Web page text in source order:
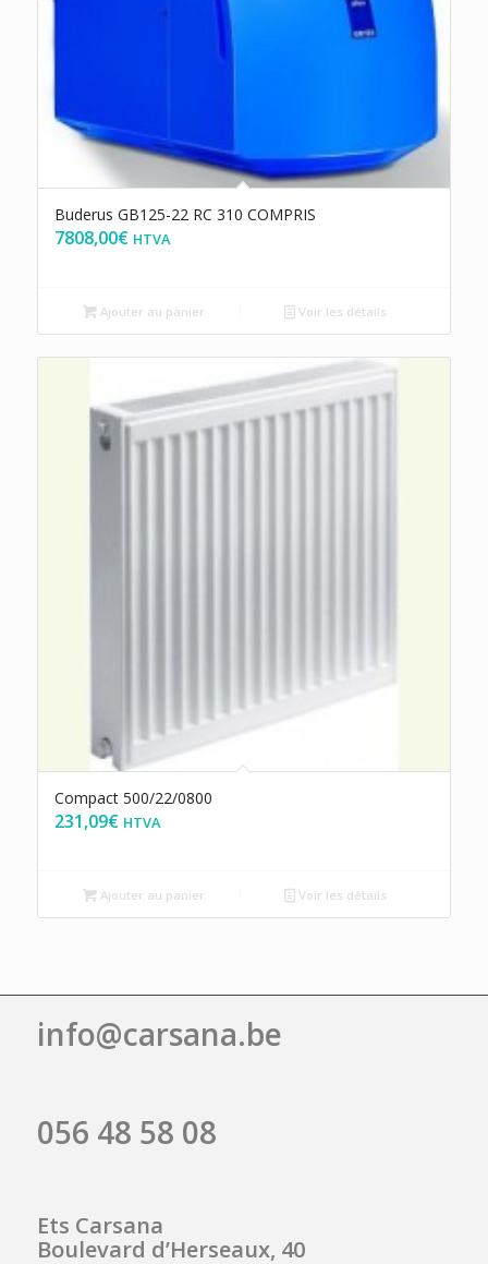
Buderus GB125-22 RC 310 COMPRIS
7808,00€ HTVA
Ajouter au panier Voir les détails
Compact 500/22/0800
231,09€ HTVA
Ajouter au panier Voir les détails
info@carsana.be
056 48 58 08
Ets Carsana
Boulevard d’Herseaux, 40